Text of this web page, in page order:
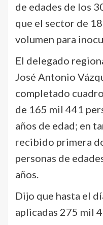
de edades de los
que el sector de
volumen para
El delegado
José Antonio
completado
de 165 mil 441
años de edad; en
recibido primera
personas de
años.
Dijo que hasta el
aplicadas 275 mil